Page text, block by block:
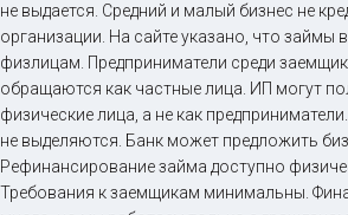
не выдается. Средний и малый бизнес не
организации. На сайте указано, что займы
физлицам. Предприниматели среди
обращаются как частные лица. ИП могут
физические лица, а не как
не выделяются. Банк может предложить
Рефинансирование займа доступно
Требования к заемщикам минимальны.